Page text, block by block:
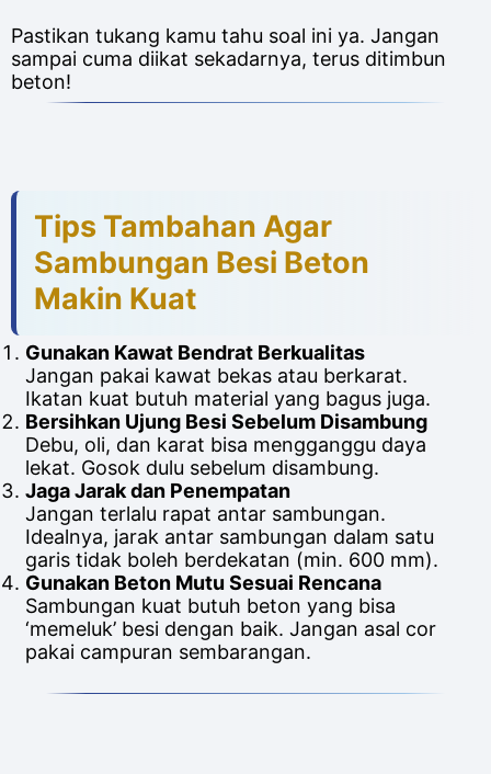
Pastikan tukang kamu tahu soal ini ya. Jangan
sampai cuma diikat sekadarnya, terus ditimbun
beton!
Tips Tambahan Agar
Sambungan Besi Beton
Makin Kuat
Gunakan Kawat Bendrat Berkualitas
Jangan pakai kawat bekas atau berkarat.
Ikatan kuat butuh material yang bagus juga.
Bersihkan Ujung Besi Sebelum Disambung
Debu, oli, dan karat bisa mengganggu daya
lekat. Gosok dulu sebelum disambung.
Jaga Jarak dan Penempatan
Jangan terlalu rapat antar sambungan.
Idealnya, jarak antar sambungan dalam satu
garis tidak boleh berdekatan (min. 600 mm).
Gunakan Beton Mutu Sesuai Rencana
Sambungan kuat butuh beton yang bisa
‘memeluk’ besi dengan baik. Jangan asal cor
pakai campuran sembarangan.